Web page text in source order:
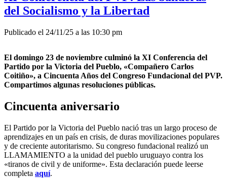
del Socialismo y la Libertad
Publicado el 24/11/25 a las 10:30 pm
El domingo 23 de noviembre culminó la XI Conferencia del
Partido por la Victoria del Pueblo, «Compañero Carlos
Coitiño», a Cincuenta Años del Congreso Fundacional del PVP.
Compartimos algunas resoluciones públicas.
Cincuenta aniversario
El Partido por la Victoria del Pueblo nació tras un largo proceso de
aprendizajes en un país en crisis, de duras movilizaciones populares
y de creciente autoritarismo. Su congreso fundacional realizó un
LLAMAMIENTO a la unidad del pueblo uruguayo contra los
«tiranos de civil y de uniforme». Esta declaración puede leerse
completa aquí.